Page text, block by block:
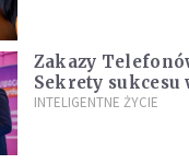
Zakazy
Sekrety sukcesu
krajach, które
INTELIGENTNE ŻYCIE